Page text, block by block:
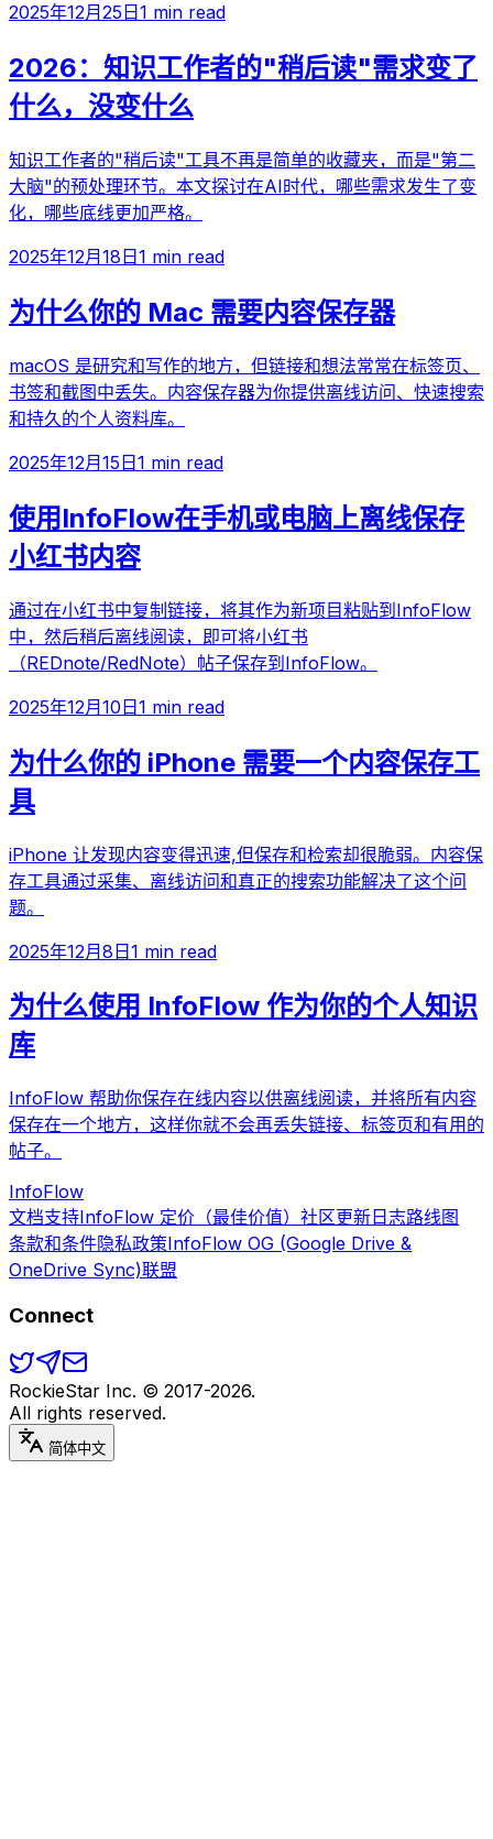
2025年12月25日 1 min read
2026：知识工作者的"稍后读"需求变了
什么，没变什么
知识工作者的"稍后读"工具不再是简单的收藏夹，而是"第二
大脑"的预处理环节。本文探讨在AI时代，哪些需求发生了变
化，哪些底线更加严格。
2025年12月18日 1 min read
为什么你的 Mac 需要内容保存器
macOS 是研究和写作的地方，但链接和想法常常在标签页、
书签和截图中丢失。内容保存器为你提供离线访问、快速搜索
和持久的个人资料库。
2025年12月15日1 min read
使用InfoFlow在手机或电脑上离线保存
小红书内容
通过在小红书中复制链接，将其作为新项目粘贴到InfoFlow
中，然后稍后离线阅读，即可将小红书
（REDnote/RedNote）帖子保存到InfoFlow。
2025年12月10日1 min read
为什么你的 iPhone 需要一个内容保存工
具
iPhone 让发现内容变得迅速,但保存和检索却很脆弱。内容保
存工具通过采集、离线访问和真正的搜索功能解决了这个问
题。
2025年12月8日1 min read
为什么使用 InfoFlow 作为你的个人知识
库
InfoFlow 帮助你保存在线内容以供离线阅读，并将所有内容
保存在一个地方，这样你就不会再丢失链接、标签页和有用的
帖子。
InfoFlow
文档支持InfoFlow 定价（最佳价值） 社区更新日志路线图
条款和条件隐私政策InfoFlow OG (Google Drive &
OneDrive Sync)联盟
Connect
RockieStar Inc. © 2017-2026.
All rights reserved.
简体中文